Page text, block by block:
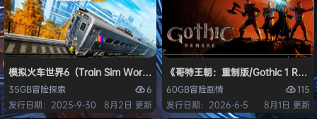
模拟火车世界6（Train Sim World 6）免安装中文版
35GB冒险探索
6
发行日期：2025-9-30
8月2日 更新
《哥特王朝：重制版/Gothic 1
60GB冒险剧情
115
发行日期：2026-6-5
8月1日 更新